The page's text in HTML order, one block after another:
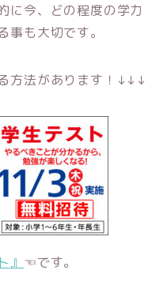
に今、どの程度の学力
事も大切です。
方法があります！↓↓↓
』 ☜です。